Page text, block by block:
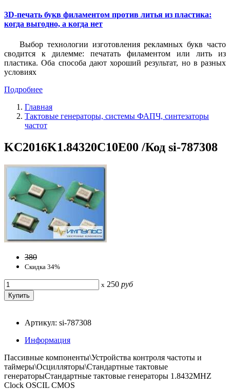
3D-печать букв филаментом против литья из пластика:
когда выгодно, а когда нет
Выбор технологии изготовления рекламных букв часто
сводится к дилемме: печатать филаментом или лить из
пластика. Оба способа дают хороший результат, но в разных
условиях
Подробнее
Главная
Тактовые генераторы, системы ФАПЧ, синтезаторы
частот
KC2016K1.84320C10E00 /Код si-787308
380
Скидка 34%
x 250 руб
Артикул: si-787308
Информация
Пассивные компоненты\Устройства контроля частоты и
таймеры\Осцилляторы\Стандартные тактовые
генераторыСтандартные тактовые генераторы 1.8432MHZ
Clock OSCIL CMOS